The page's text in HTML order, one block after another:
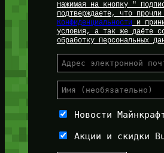
Нажимая на кнопку "
подтверждаете, что прочли
Конфиденциальностии
условия, а так же даёте
обработку Персональных
Новости
Акции и скидки